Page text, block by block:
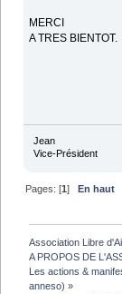
MERCI
A TRES BIENTOT.
Jean
Vice-Président
Pages: [1]
En haut
Association Libre
A PROPOS DE
Les actions &
anneso) »